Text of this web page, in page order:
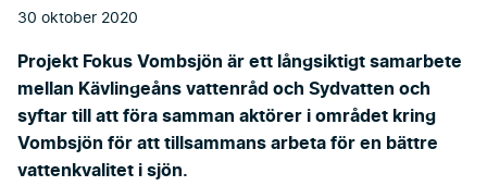
30 oktober 2020
Projekt Fokus Vombsjön är ett långsiktigt samarbete
mellan Kävlingeåns vattenråd och Sydvatten och
syftar till att föra samman aktörer i området kring
Vombsjön för att tillsammans arbeta för en bättre
vattenkvalitet i sjön.